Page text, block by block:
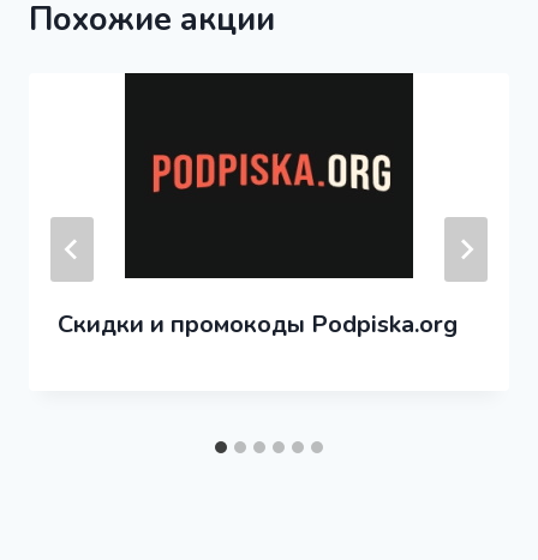
Похожие акции
Скидки и промокоды Podpiska.org